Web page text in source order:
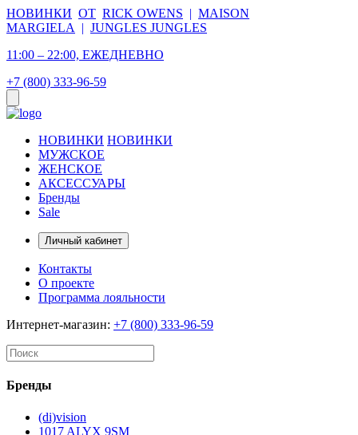
НОВИНКИ ОТ RICK OWENS | MAISON
MARGIELA
| JUNGLES JUNGLES
11:00 – 22:00, ЕЖЕДНЕВНО
+7 (800) 333-96-59
НОВИНКИ НОВИНКИ
МУЖСКОЕ
ЖЕНСКОЕ
АКСЕССУАРЫ
Бренды
Sale
Личный кабинет
Контакты
О проекте
Программа лояльности
Интернет-магазин: +7 (800) 333-96-59
Бренды
(di)vision
1017 ALYX 9SM